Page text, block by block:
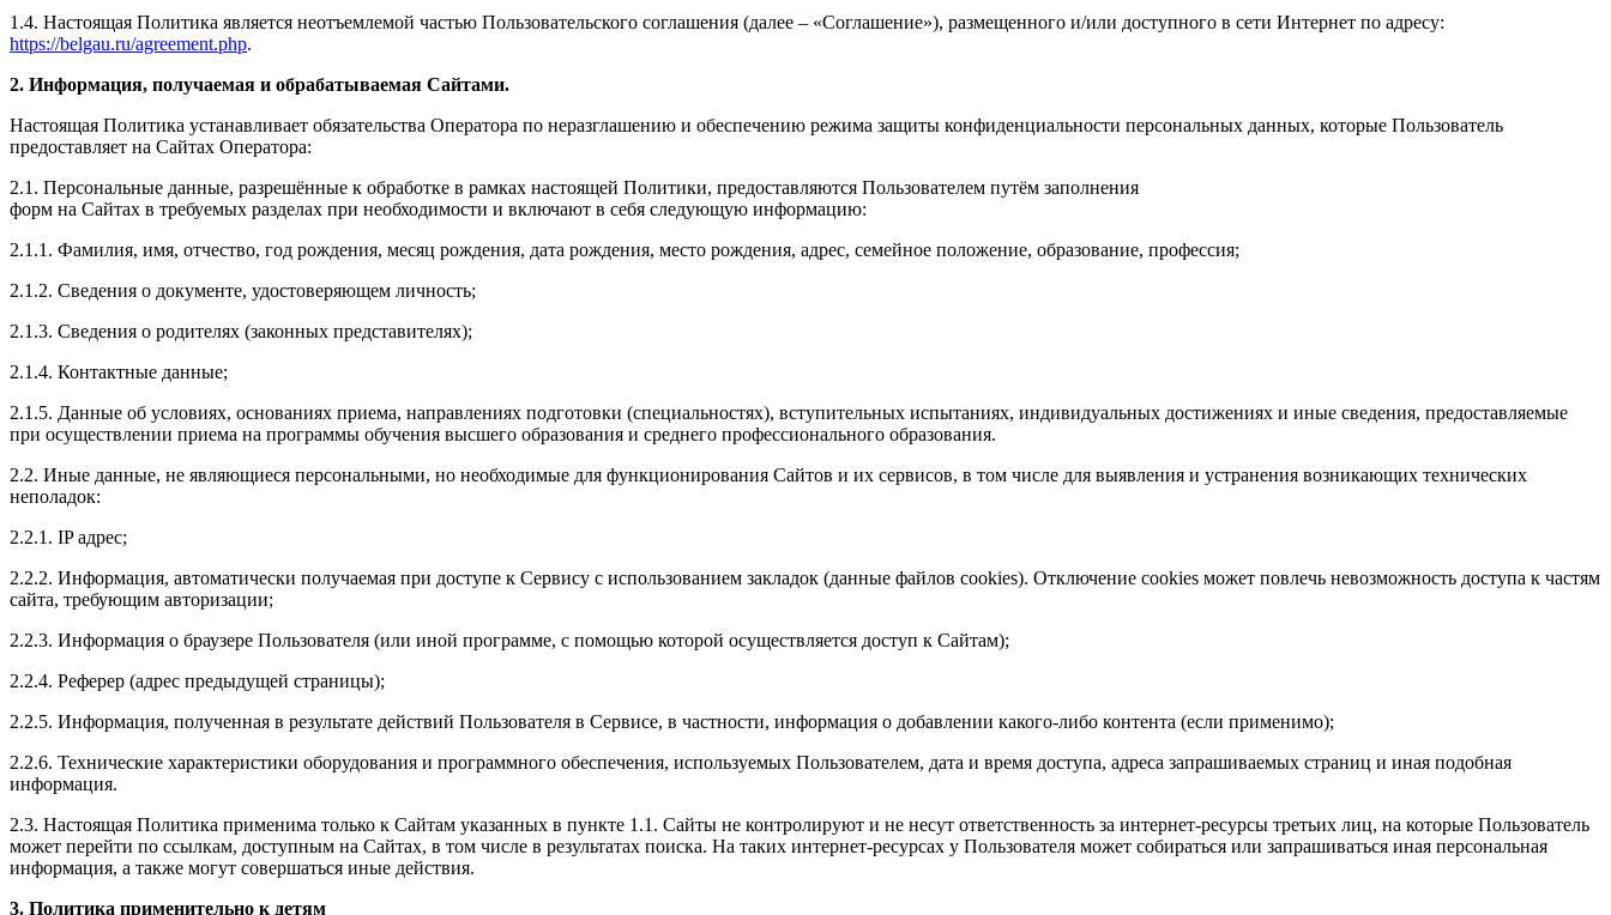
1.4. Настоящая Политика является неотъемлемой частью Пользовательского соглашения (далее – «Соглашение»), размещенного и/или доступного в сети Интернет по адресу:
https://belgau.ru/agreement.php.
2. Информация, получаемая и обрабатываемая Сайтами.
Настоящая Политика устанавливает обязательства Оператора по неразглашению и обеспечению режима защиты конфиденциальности персональных данных, которые Пользователь
предоставляет на Сайтах Оператора:
2.1. Персональные данные, разрешённые к обработке в рамках настоящей Политики, предоставляются Пользователем путём заполнения
форм на Сайтах в требуемых разделах при необходимости и включают в себя следующую информацию:
2.1.1. Фамилия, имя, отчество, год рождения, месяц рождения, дата рождения, место рождения, адрес, семейное положение, образование, профессия;
2.1.2. Сведения о документе, удостоверяющем личность;
2.1.3. Сведения о родителях (законных представителях);
2.1.4. Контактные данные;
2.1.5. Данные об условиях, основаниях приема, направлениях подготовки (специальностях), вступительных испытаниях, индивидуальных достижениях и иные сведения, предоставляемые
при осуществлении приема на программы обучения высшего образования и среднего профессионального образования.
2.2. Иные данные, не являющиеся персональными, но необходимые для функционирования Сайтов и их сервисов, в том числе для выявления и устранения возникающих технических
неполадок:
2.2.1. IP адрес;
2.2.2. Информация, автоматически получаемая при доступе к Сервису с использованием закладок (данные файлов cookies). Отключение cookies может повлечь невозможность доступа к частям
сайта, требующим авторизации;
2.2.3. Информация о браузере Пользователя (или иной программе, с помощью которой осуществляется доступ к Сайтам);
2.2.4. Реферер (адрес предыдущей страницы);
2.2.5. Информация, полученная в результате действий Пользователя в Сервисе, в частности, информация о добавлении какого-либо контента (если применимо);
2.2.6. Технические характеристики оборудования и программного обеспечения, используемых Пользователем, дата и время доступа, адреса запрашиваемых страниц и иная подобная
информация.
2.3. Настоящая Политика применима только к Сайтам указанных в пункте 1.1. Сайты не контролируют и не несут ответственность за интернет-ресурсы третьих лиц, на которые Пользователь
может перейти по ссылкам, доступным на Сайтах, в том числе в результатах поиска. На таких интернет-ресурсах у Пользователя может собираться или запрашиваться иная персональная
информация, а также могут совершаться иные действия.
3. Политика применительно к детям